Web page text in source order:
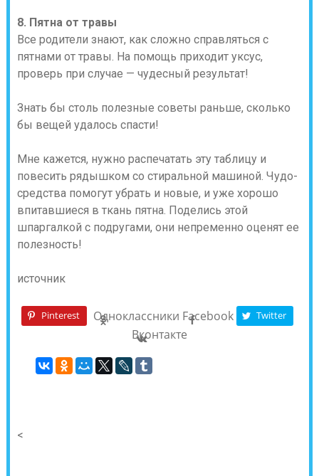
8. Пятна от травы
Все родители знают, как сложно справляться с
пятнами от травы. На помощь приходит уксус,
проверь при случае — чудесный результат!
Знать бы столь полезные советы раньше, сколько
бы вещей удалось спасти!
Мне кажется, нужно распечатать эту таблицу и
повесить рядышком со стиральной машиной. Чудо-
средства помогут убрать и новые, и уже хорошо
впитавшиеся в ткань пятна. Поделись этой
шпаргалкой с подругами, они непременно оценят ее
полезность!
источник
Pinterest Одноклассники Facebook Twitter
Вконтакте
<